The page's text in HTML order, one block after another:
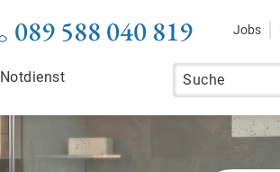
089 588 040 819 Jobs
Notdienst